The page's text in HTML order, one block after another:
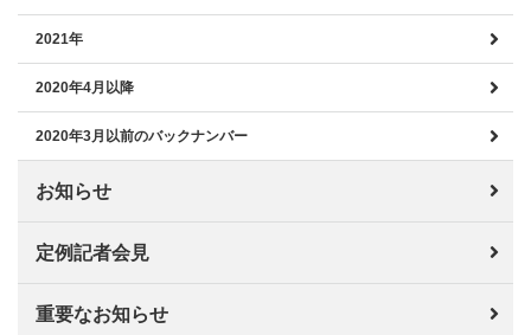
2021年
2020年4月以降
2020年3月以前のバックナンバー
お知らせ
定例記者会見
重要なお知らせ